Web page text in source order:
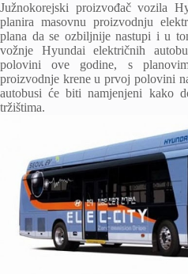
Južnokorejski proizvođač vozila
planira masovnu proizvodnju
plana da se ozbiljnije nastupi i u
vožnje Hyundai električnih
polovini ove godine, s
proizvodnje krene u prvoj polovini
autobusi će biti namjenjeni kako
tržištima.